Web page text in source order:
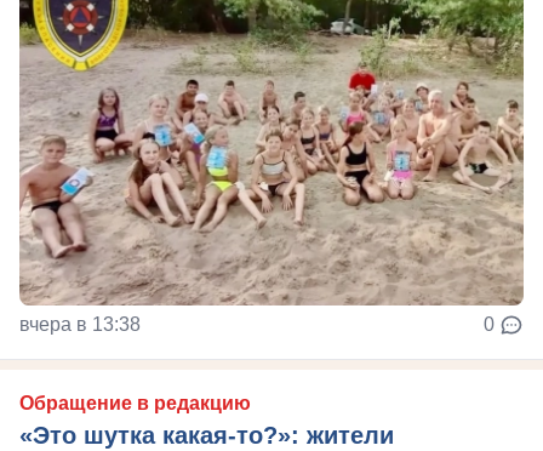
вчера в 13:38 0
Обращение в редакцию
«Это шутка какая-то?»: жители